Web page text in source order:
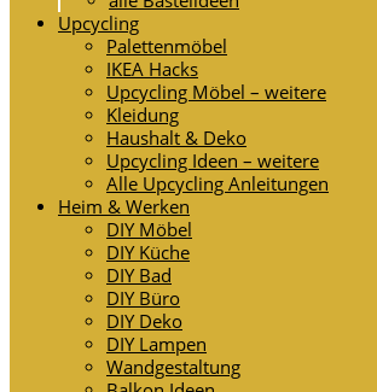
Upcycling
Palettenmöbel
IKEA Hacks
Upcycling Möbel – weitere
Kleidung
Haushalt & Deko
Upcycling Ideen – weitere
Alle Upcycling Anleitungen
Heim & Werken
DIY Möbel
DIY Küche
DIY Bad
DIY Büro
DIY Deko
DIY Lampen
Wandgestaltung